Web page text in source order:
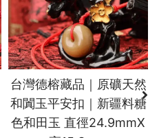
台灣德榕藏品｜原礦天然
和闐玉平安扣｜新疆料糖
色和田玉 直徑24.9mmX